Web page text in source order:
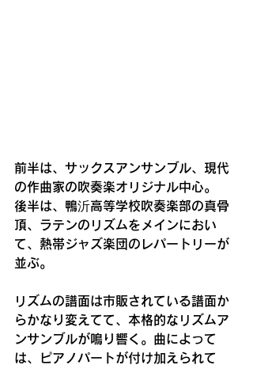
前半は、サックスアンサンブル、現代
の作曲家の吹奏楽オリジナル中心。
後半は、鴨沂高等学校吹奏楽部の真骨
頂、ラテンのリズムをメインにおい
て、熱帯ジャズ楽団のレパートリーが
並ぶ。
リズムの譜面は市販されている譜面か
らかなり変えてて、本格的なリズムア
ンサンブルが鳴り響く。曲によって
は、ピアノパートが付け加えられて